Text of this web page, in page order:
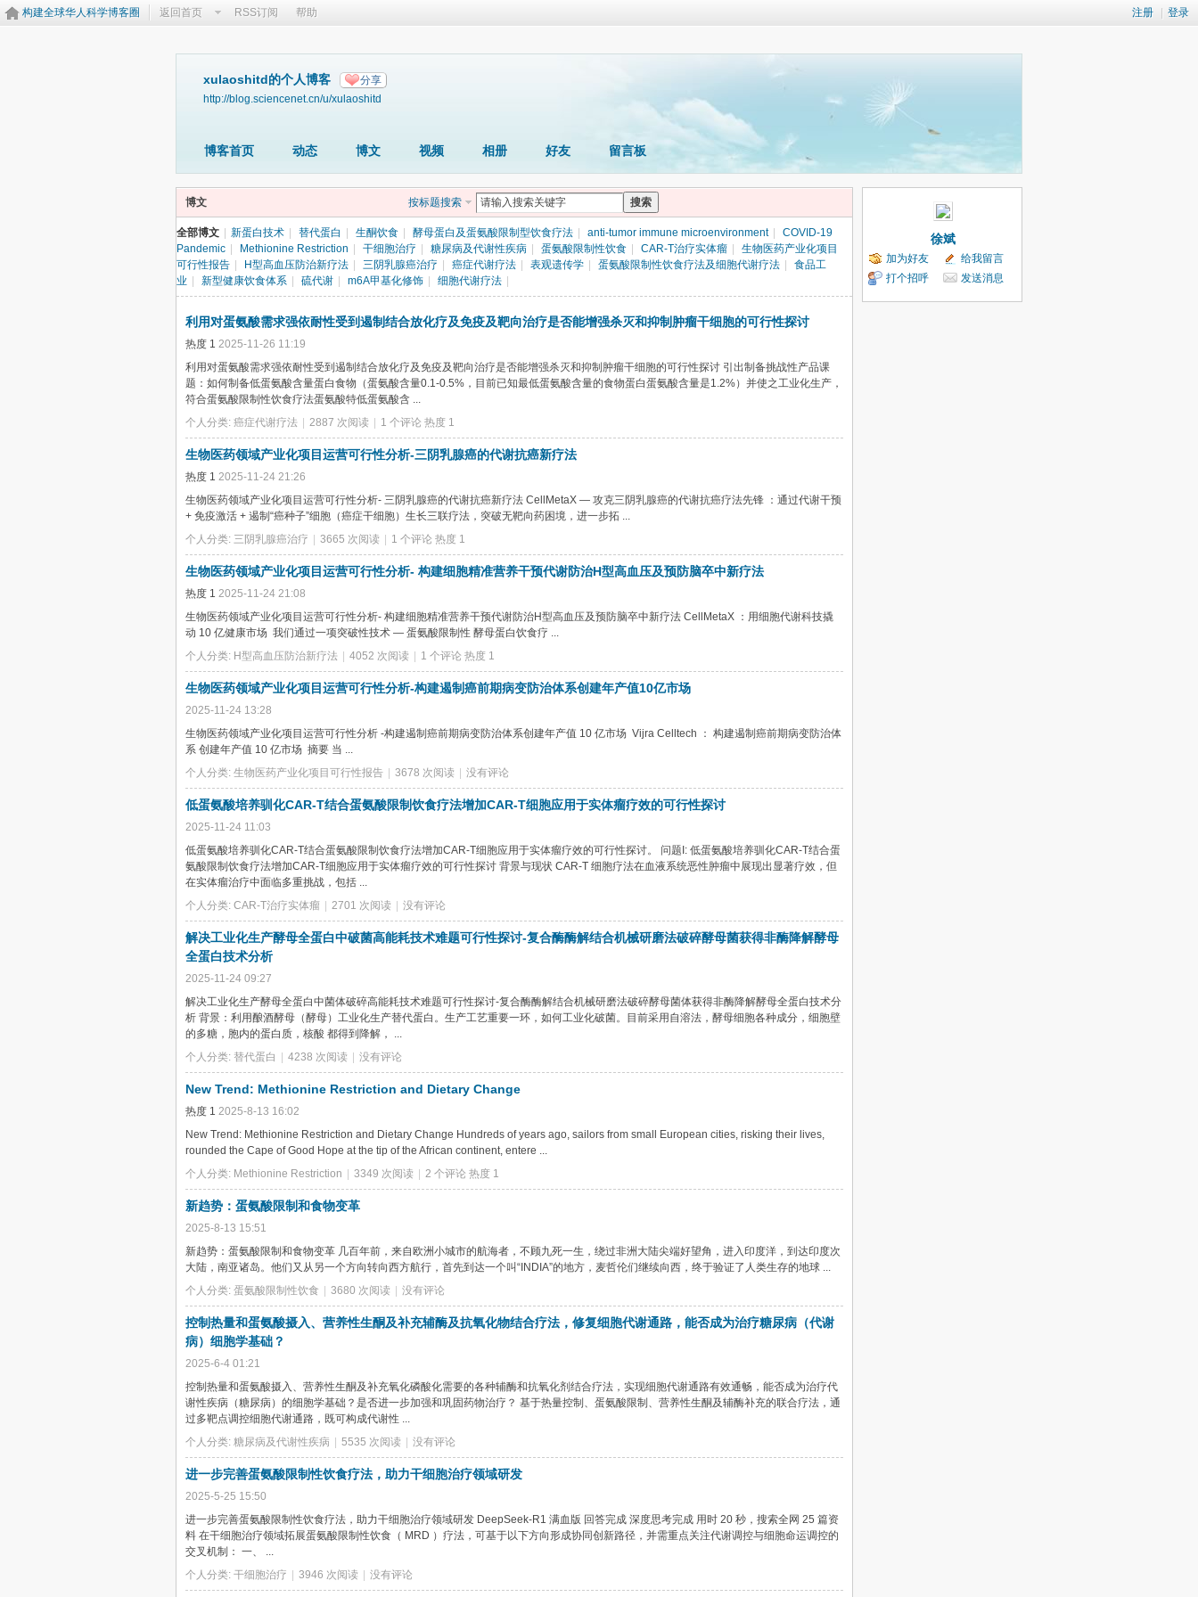
注册 登录
构建全球华人科学博客圈 返回首页 RSS订阅 帮助
xulaoshitd的个人博客 分享
http://blog.sciencenet.cn/u/xulaoshitd
博客首页 动态 博文 视频 相册 好友 留言板
博文 按标题搜索 搜索
全部博文 新蛋白技术 替代蛋白 生酮饮食 酵母蛋白及蛋氨酸限制型饮食疗法 anti-tumor immune microenvironment
COVID-19
Pandemic
Methionine Restriction 干细胞治疗 糖尿病及代谢性疾病 蛋氨酸限制性饮食 CAR-T治疗实体瘤
生物医药产业化项目
可行性报告
H型高血压防治新疗法 三阴乳腺癌治疗 癌症代谢疗法 表观遗传学 蛋氨酸限制性饮食疗法及细胞代谢疗法
食品工
业
新型健康饮食体系 硫代谢 m6A甲基化修饰 细胞代谢疗法
利用对蛋氨酸需求强依耐性受到遏制结合放化疗及免疫及靶向治疗是否能增强杀灭和抑制肿瘤干细胞的可行性探讨
热度 1 2025-11-26 11:19
利用对蛋氨酸需求强依耐性受到遏制结合放化疗及免疫及靶向治疗是否能增强杀灭和抑制肿瘤干细胞的可行性探讨 引出制备挑战性产品课
题：如何制备低蛋氨酸含量蛋白食物（蛋氨酸含量0.1-0.5%，目前已知最低蛋氨酸含量的食物蛋白蛋氨酸含量是1.2%）并使之工业化生产，
符合蛋氨酸限制性饮食疗法蛋氨酸特低蛋氨酸含 ...
个人分类: 癌症代谢疗法 2887 次阅读 1 个评论 热度 1
生物医药领域产业化项目运营可行性分析-三阴乳腺癌的代谢抗癌新疗法
热度 1 2025-11-24 21:26
生物医药领域产业化项目运营可行性分析- 三阴乳腺癌的代谢抗癌新疗法 CellMetaX — 攻克三阴乳腺癌的代谢抗癌疗法先锋 ：通过代谢干预
+ 免疫激活 + 遏制“癌种子”细胞（癌症干细胞）生长三联疗法，突破无靶向药困境，进一步拓 ...
个人分类: 三阴乳腺癌治疗 3665 次阅读 1 个评论 热度 1
生物医药领域产业化项目运营可行性分析- 构建细胞精准营养干预代谢防治H型高血压及预防脑卒中新疗法
热度 1 2025-11-24 21:08
生物医药领域产业化项目运营可行性分析- 构建细胞精准营养干预代谢防治H型高血压及预防脑卒中新疗法 CellMetaX ：用细胞代谢科技撬
动 10 亿健康市场 ‌ 我们通过一项突破性技术 —‌ 蛋氨酸限制性 酵母蛋白饮食疗 ...
个人分类: H型高血压防治新疗法 4052 次阅读 1 个评论 热度 1
生物医药领域产业化项目运营可行性分析-构建遏制癌前期病变防治体系创建年产值10亿市场
2025-11-24 13:28
生物医药领域产业化项目运营可行性分析 -构建遏制癌前期病变防治体系创建年产值 10 亿市场 ‌ Vijra Celltech ： 构建遏制癌前期病变防治体
系 创建年产值 10 亿市场 ‌ 摘要 当 ...
个人分类: 生物医药产业化项目可行性报告 3678 次阅读 没有评论
低蛋氨酸培养驯化CAR-T结合蛋氨酸限制饮食疗法增加CAR-T细胞应用于实体瘤疗效的可行性探讨
2025-11-24 11:03
低蛋氨酸培养驯化CAR-T结合蛋氨酸限制饮食疗法增加CAR-T细胞应用于实体瘤疗效的可行性探讨。 问题I: 低蛋氨酸培养驯化CAR-T结合蛋
氨酸限制饮食疗法增加CAR-T细胞应用于实体瘤疗效的可行性探讨 背景与现状 CAR-T 细胞疗法在血液系统恶性肿瘤中展现出显著疗效，但
在实体瘤治疗中面临多重挑战，包括 ...
个人分类: CAR-T治疗实体瘤 2701 次阅读 没有评论
解决工业化生产酵母全蛋白中破菌高能耗技术难题可行性探讨-复合酶酶解结合机械研磨法破碎酵母菌获得非酶降解酵母
全蛋白技术分析
2025-11-24 09:27
解决工业化生产酵母全蛋白中菌体破碎高能耗技术难题可行性探讨-复合酶酶解结合机械研磨法破碎酵母菌体获得非酶降解酵母全蛋白技术分
析 背景：利用酿酒酵母（酵母）工业化生产替代蛋白。生产工艺重要一环，如何工业化破菌。目前采用自溶法，酵母细胞各种成分，细胞壁
的多糖，胞内的蛋白质，核酸 都得到降解， ...
个人分类: 替代蛋白 4238 次阅读 没有评论
New Trend: Methionine Restriction and Dietary Change
热度 1 2025-8-13 16:02
New Trend: Methionine Restriction and Dietary Change Hundreds of years ago, sailors from small European cities, risking their lives,
rounded the Cape of Good Hope at the tip of the African continent, entere ...
个人分类: Methionine Restriction 3349 次阅读 2 个评论 热度 1
新趋势：蛋氨酸限制和食物变革
2025-8-13 15:51
新趋势：蛋氨酸限制和食物变革 几百年前，来自欧洲小城市的航海者，不顾九死一生，绕过非洲大陆尖端好望角，进入印度洋，到达印度次
大陆，南亚诸岛。他们又从另一个方向转向西方航行，首先到达一个叫“INDIA”的地方，麦哲伦们继续向西，终于验证了人类生存的地球 ...
个人分类: 蛋氨酸限制性饮食 3680 次阅读 没有评论
控制热量和蛋氨酸摄入、营养性生酮及补充辅酶及抗氧化物结合疗法，修复细胞代谢通路，能否成为治疗糖尿病（代谢
病）细胞学基础？
2025-6-4 01:21
控制热量和蛋氨酸摄入、营养性生酮及补充氧化磷酸化需要的各种辅酶和抗氧化剂结合疗法，实现细胞代谢通路有效通畅，能否成为治疗代
谢性疾病（糖尿病）的细胞学基础？是否进一步加强和巩固药物治疗？ 基于热量控制、蛋氨酸限制、营养性生酮及辅酶补充的联合疗法，通
过多靶点调控细胞代谢通路，既可构成代谢性 ...
个人分类: 糖尿病及代谢性疾病 5535 次阅读 没有评论
进一步完善蛋氨酸限制性饮食疗法，助力干细胞治疗领域研发
2025-5-25 15:50
进一步完善蛋氨酸限制性饮食疗法，助力干细胞治疗领域研发 DeepSeek-R1 满血版 回答完成 深度思考完成 用时 20 秒，搜索全网 25 篇资
料 在干细胞治疗领域拓展蛋氨酸限制性饮食（ MRD ）疗法，可基于以下方向形成协同创新路径，并需重点关注代谢调控与细胞命运调控的
交叉机制： 一、 ...
个人分类: 干细胞治疗 3946 次阅读 没有评论
徐斌
加为好友
给我留言
打个招呼
发送消息